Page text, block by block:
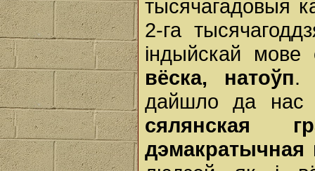
тысячагадовыя
2-га
індыйскай
вёска, натоўп.
дайшло да нас
сялянская
дэмакратычная